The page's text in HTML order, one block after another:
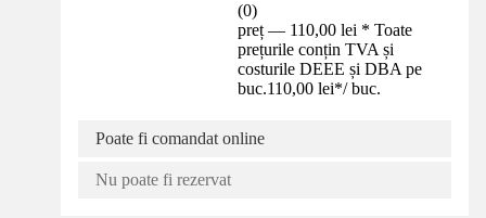
(0)
preț — 110,00 lei * Toate
prețurile conțin TVA și
costurile DEEE și DBA pe
buc.110,00 lei*/ buc.
Poate fi comandat online
Nu poate fi rezervat